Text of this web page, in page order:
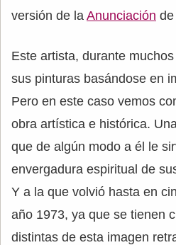
versión de la Anunciación de
Este artista, durante
sus pinturas basándose en
Pero en este caso vemos
obra artística e histórica.
que de algún modo a él le
envergadura espiritual de
Y a la que volvió hasta en
año 1973, ya que se tienen
distintas de esta imagen